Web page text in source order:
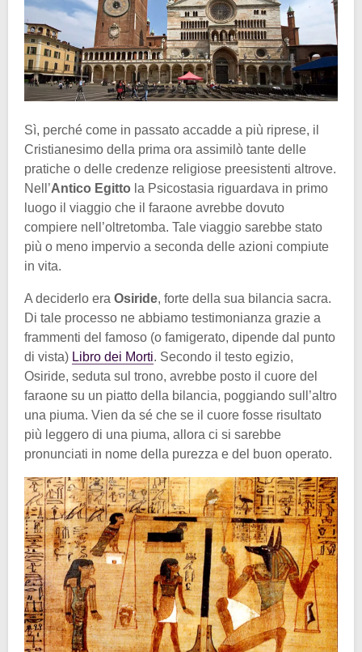
Sì, perché come in passato accadde a più riprese, il
Cristianesimo della prima ora assimilò tante delle
pratiche o delle credenze religiose preesistenti altrove.
Nell’Antico Egitto la Psicostasia riguardava in primo
luogo il viaggio che il faraone avrebbe dovuto
compiere nell’oltretomba. Tale viaggio sarebbe stato
più o meno impervio a seconda delle azioni compiute
in vita.
A deciderlo era Osiride, forte della sua bilancia sacra.
Di tale processo ne abbiamo testimonianza grazie a
frammenti del famoso (o famigerato, dipende dal punto
di vista) Libro dei Morti. Secondo il testo egizio,
Osiride, seduta sul trono, avrebbe posto il cuore del
faraone su un piatto della bilancia, poggiando sull’altro
una piuma. Vien da sé che se il cuore fosse risultato
più leggero di una piuma, allora ci si sarebbe
pronunciati in nome della purezza e del buon operato.